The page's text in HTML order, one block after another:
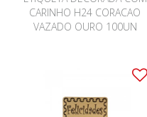
CARINHO H24 CORACAO
VAZADO OURO 100UN